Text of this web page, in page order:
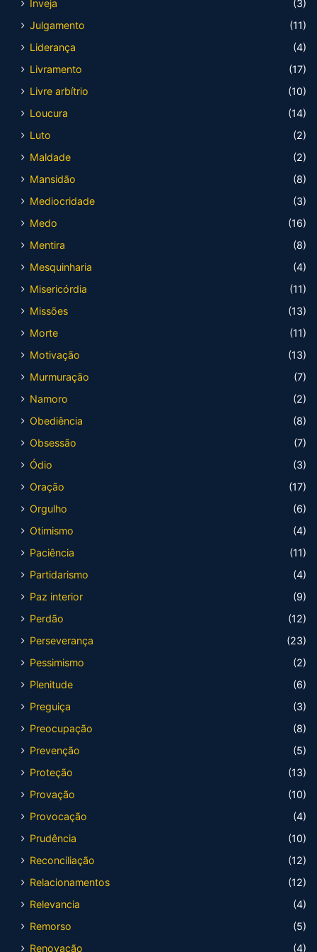
Inveja
(3)
Julgamento
(11)
Liderança
(4)
Livramento
(17)
Livre arbítrio
(10)
Loucura
(14)
Luto
(2)
Maldade
(2)
Mansidão
(8)
Mediocridade
(3)
Medo
(16)
Mentira
(8)
Mesquinharia
(4)
Misericórdia
(11)
Missões
(13)
Morte
(11)
Motivação
(13)
Murmuração
(7)
Namoro
(2)
Obediência
(8)
Obsessão
(7)
Ódio
(3)
Oração
(17)
Orgulho
(6)
Otimismo
(4)
Paciência
(11)
Partidarismo
(4)
Paz interior
(9)
Perdão
(12)
Perseverança
(23)
Pessimismo
(2)
Plenitude
(6)
Preguiça
(3)
Preocupação
(8)
Prevenção
(5)
Proteção
(13)
Provação
(10)
Provocação
(4)
Prudência
(10)
Reconciliação
(12)
Relacionamentos
(12)
Relevancia
(4)
Remorso
(5)
Renovação
(4)